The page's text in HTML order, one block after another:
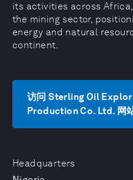
Headquarters
its activities across
the mining sector,
energy and natural
continent.
访问 Sterling Oil
Production Co. Ltd. 网